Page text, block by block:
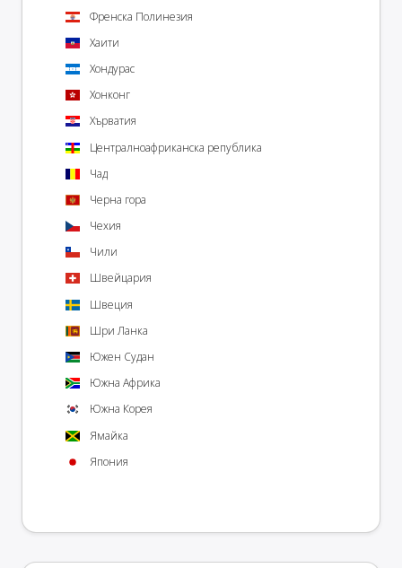
Френска Полинезия
Хаити
Хондурас
Хонконг
Хърватия
Централноафриканска република
Чад
Черна гора
Чехия
Чили
Швейцария
Швеция
Шри Ланка
Южен Судан
Южна Африка
Южна Корея
Ямайка
Япония